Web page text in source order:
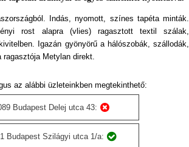
Indás, nyomott, színes tapéta minták.
rost alapra (vlies) ragasztott textil szálak,
Igazán gyönyörű a hálószobák, szállodák,
ragasztója Metylan direkt.
az alábbi üzleteinkben megtekinthető:
Budapest Delej utca 43:
Budapest Szilágyi utca 1/a: